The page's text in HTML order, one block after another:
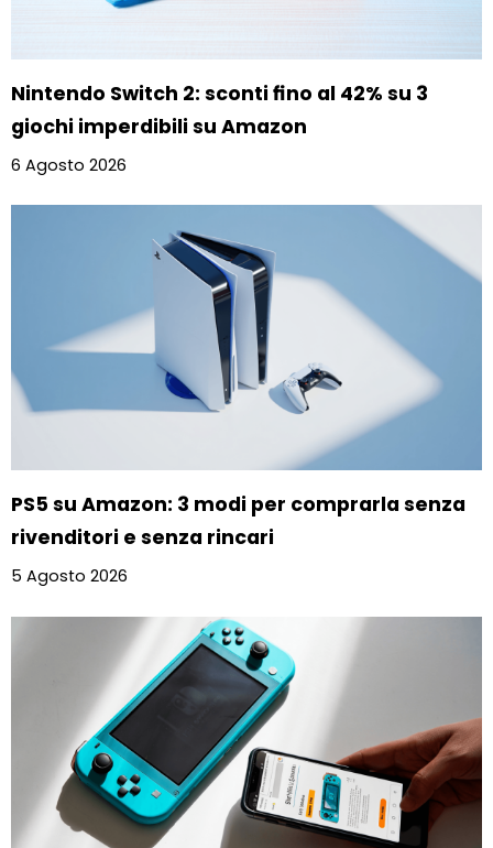
Nintendo Switch 2: sconti fino al 42% su 3
giochi imperdibili su Amazon
6 Agosto 2026
PS5 su Amazon: 3 modi per comprarla senza
rivenditori e senza rincari
5 Agosto 2026